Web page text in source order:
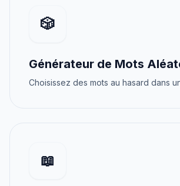
🎲
Générateur de Mots
Choisissez des mots au hasard dans
📖